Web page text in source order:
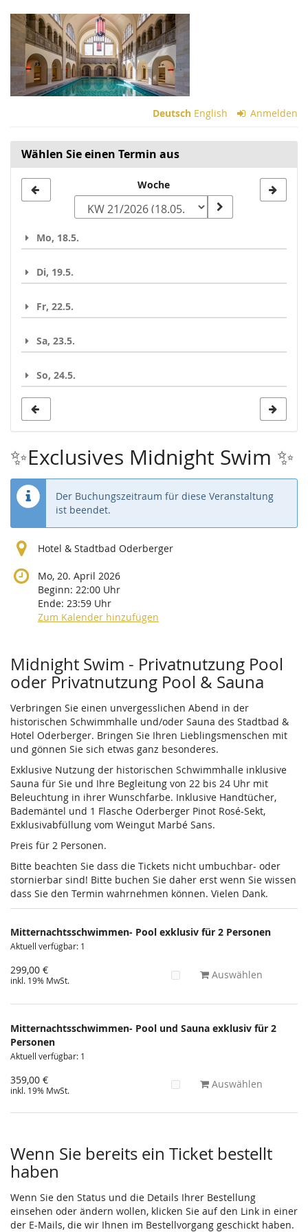
Zum
Haupt-
Inhalt
springen
Deutsch English Anmelden
Wählen Sie einen Termin aus
zur
auswählen
Woche
Mo, 18.5.
Di, 19.5.
Fr, 22.5.
Sa, 23.5.
So, 24.5.
✨Exclusives Midnight Swim ✨
Der Buchungszeitraum für diese Veranstaltung
ist beendet.
Hotel & Stadtbad Oderberger
Mo, 20. April 2026
Beginn: 22:00 Uhr
Ende: 23:59 Uhr
Zum Kalender hinzufügen
Produkte
Midnight Swim - Privatnutzung Pool
oder Privatnutzung Pool & Sauna
Verbringen Sie einen unvergesslichen Abend in der
historischen Schwimmhalle und/oder Sauna des Stadtbad &
Hotel Oderberger. Bringen Sie Ihren Lieblingsmenschen mit
und gönnen Sie sich etwas ganz besonderes.
Exklusive Nutzung der historischen Schwimmhalle inklusive
Sauna für Sie und Ihre Begleitung von 22 bis 24 Uhr mit
Beleuchtung in ihrer Wunschfarbe. Inklusive Handtücher,
Bademäntel und 1 Flasche Oderberger Pinot Rosé-Sekt,
Exklusivabfüllung vom Weingut Marbé Sans.
Preis für 2 Personen.
Bitte beachten Sie dass die Tickets nicht umbuchbar- oder
stornierbar sind! Bitte buchen Sie daher erst wenn Sie wissen
dass Sie den Termin wahrnehmen können. Vielen Dank.
Mitternachtsschwimmen- Pool exklusiv für 2 Personen
Aktuell verfügbar: 1
299,00 €
inkl. 19% MwSt. Auswählen
Mitternachtsschwimmen- Pool und Sauna exklusiv für 2
Personen
Aktuell verfügbar: 1
359,00 €
inkl. 19% MwSt. Auswählen
Wenn Sie bereits ein Ticket bestellt
haben
Wenn Sie den Status und die Details Ihrer Bestellung
einsehen oder ändern wollen, klicken Sie auf den Link in einer
der E-Mails, die wir Ihnen im Bestellvorgang geschickt haben.